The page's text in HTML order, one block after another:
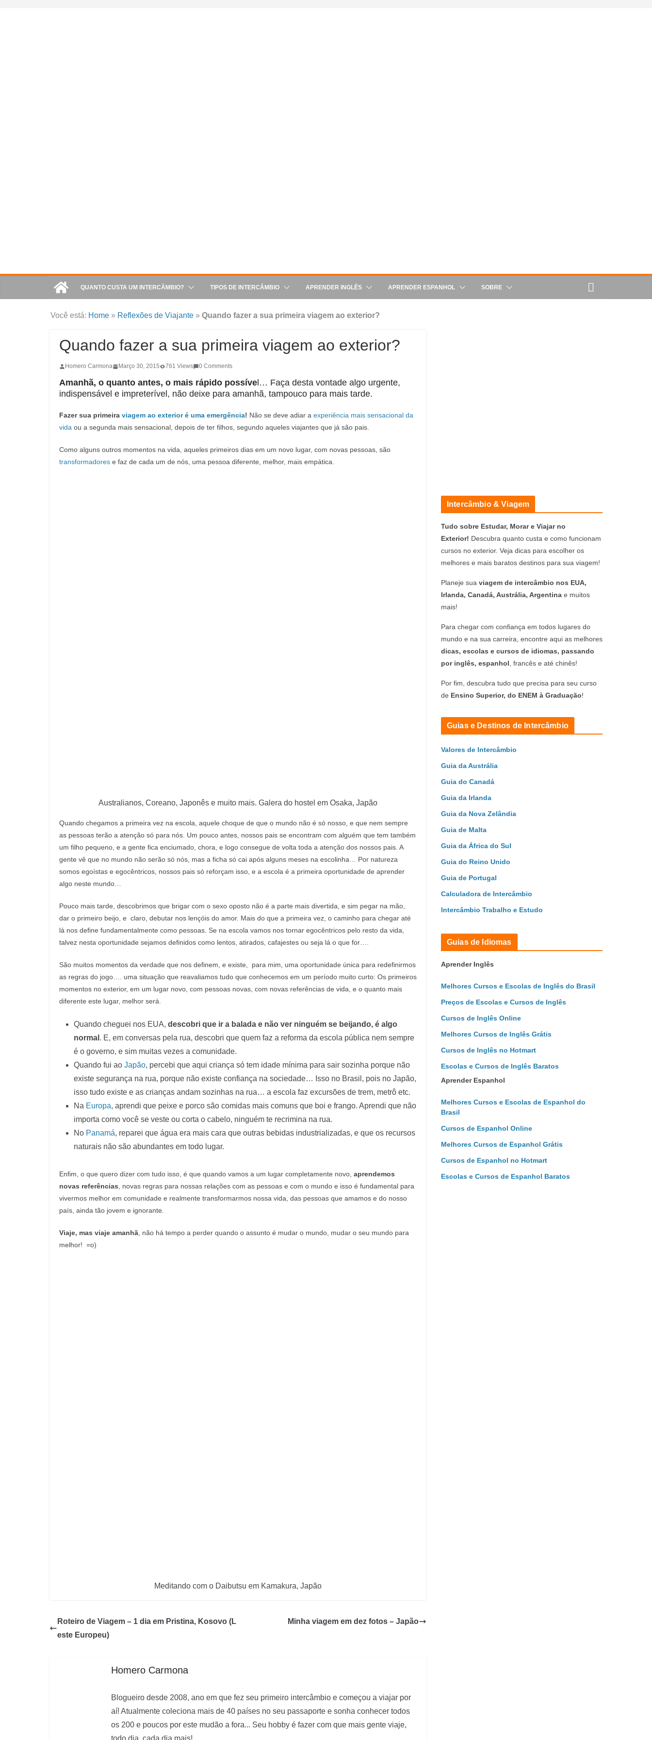
QUANTO CUSTA UM INTERCÂMBIO? TIPOS DE INTERCÂMBIO APRENDER INGLÊS APRENDER ESPANHOL SOBRE
Você está: Home » Reflexões de Viajante » Quando fazer a sua primeira viagem ao exterior?
Quando fazer a sua primeira viagem ao exterior?
Homero Carmona Março 30, 2015 761 Views 0 Comments
Amanhã, o quanto antes, o mais rápido possíve l… Faça desta vontade algo urgente,
indispensável e impreterível, não deixe para amanhã, tampouco para mais tarde.
Fazer sua primeira viagem ao exterior é uma emergência! Não se deve adiar a experiência mais sensacional da
vida ou a segunda mais sensacional, depois de ter filhos, segundo aqueles viajantes que já são pais.
Como alguns outros momentos na vida, aqueles primeiros dias em um novo lugar, com novas pessoas, são
transformadores e faz de cada um de nós, uma pessoa diferente, melhor, mais empática.
Australianos, Coreano, Japonês e muito mais. Galera do hostel em Osaka, Japão
Quando chegamos a primeira vez na escola, aquele choque de que o mundo não é só nosso, e que nem sempre
as pessoas terão a atenção só para nós. Um pouco antes, nossos pais se encontram com alguém que tem também
um filho pequeno, e a gente fica enciumado, chora, e logo consegue de volta toda a atenção dos nossos pais. A
gente vê que no mundo não serão só nós, mas a ficha só cai após alguns meses na escolinha… Por natureza
somos egoístas e egocêntricos, nossos pais só reforçam isso, e a escola é a primeira oportunidade de aprender
algo neste mundo…
Pouco mais tarde, descobrimos que brigar com o sexo oposto não é a parte mais divertida, e sim pegar na mão,
dar o primeiro beijo, e claro, debutar nos lençóis do amor. Mais do que a primeira vez, o caminho para chegar até
lá nos define fundamentalmente como pessoas. Se na escola vamos nos tornar egocêntricos pelo resto da vida,
talvez nesta oportunidade sejamos definidos como lentos, atirados, cafajestes ou seja lá o que for….
São muitos momentos da verdade que nos definem, e existe, para mim, uma oportunidade única para redefinirmos
as regras do jogo…. uma situação que reavaliamos tudo que conhecemos em um período muito curto: Os primeiros
momentos no exterior, em um lugar novo, com pessoas novas, com novas referências de vida, e o quanto mais
diferente este lugar, melhor será.
Quando cheguei nos EUA, descobri que ir a balada e não ver ninguém se beijando, é algo
normal . E, em conversas pela rua, descobri que quem faz a reforma da escola pública nem sempre
é o governo, e sim muitas vezes a comunidade.
Quando fui ao Japão, percebi que aqui criança só tem idade mínima para sair sozinha porque não
existe segurança na rua, porque não existe confiança na sociedade… Isso no Brasil, pois no Japão,
isso tudo existe e as crianças andam sozinhas na rua… a escola faz excursões de trem, metrô etc.
Na Europa, aprendi que peixe e porco são comidas mais comuns que boi e frango. Aprendi que não
importa como você se veste ou corta o cabelo, ninguém te recrimina na rua.
No Panamá, reparei que água era mais cara que outras bebidas industrializadas, e que os recursos
naturais não são abundantes em todo lugar.
Enfim, o que quero dizer com tudo isso, é que quando vamos a um lugar completamente novo, aprendemos
novas referências , novas regras para nossas relações com as pessoas e com o mundo e isso é fundamental para
vivermos melhor em comunidade e realmente transformarmos nossa vida, das pessoas que amamos e do nosso
país, ainda tão jovem e ignorante.
Viaje, mas viaje amanhã , não há tempo a perder quando o assunto é mudar o mundo, mudar o seu mundo para
melhor! =o)
Meditando com o Daibutsu em Kamakura, Japão
Roteiro de Viagem – 1 dia em Pristina, Kosovo (L
este Europeu)
Minha viagem em dez fotos – Japão
Homero Carmona
Blogueiro desde 2008, ano em que fez seu primeiro intercâmbio e começou a viajar por
aí! Atualmente coleciona mais de 40 países no seu passaporte e sonha conhecer todos
os 200 e poucos por este mudão a fora... Seu hobby é fazer com que mais gente viaje,
Intercâmbio & Viagem
Tudo sobre Estudar, Morar e Viajar no
Exterior! Descubra quanto custa e como funcionam
cursos no exterior. Veja dicas para escolher os
melhores e mais baratos destinos para sua viagem!
Planeje sua viagem de intercâmbio nos EUA,
Irlanda, Canadá, Austrália, Argentina e muitos
mais!
Para chegar com confiança em todos lugares do
mundo e na sua carreira, encontre aqui as melhores
dicas, escolas e cursos de idiomas, passando
por inglês, espanhol , francês e até chinês!
Por fim, descubra tudo que precisa para seu curso
de Ensino Superior, do ENEM à Graduação!
Guias e Destinos de Intercâmbio
Valores de Intercâmbio
Guia da Austrália
Guia do Canadá
Guia da Irlanda
Guia da Nova Zelândia
Guia de Malta
Guia da África do Sul
Guia do Reino Unido
Guia de Portugal
Calculadora de Intercâmbio
Intercâmbio Trabalho e Estudo
Guias de Idiomas
Aprender Inglês
Melhores Cursos e Escolas de Inglês do Brasil
Preços de Escolas e Cursos de Inglês
Cursos de Inglês Online
Melhores Cursos de Inglês Grátis
Cursos de Inglês no Hotmart
Escolas e Cursos de Inglês Baratos
Aprender Espanhol
Melhores Cursos e Escolas de Espanhol do
Brasil
Cursos de Espanhol Online
Melhores Cursos de Espanhol Grátis
Cursos de Espanhol no Hotmart
Escolas e Cursos de Espanhol Baratos